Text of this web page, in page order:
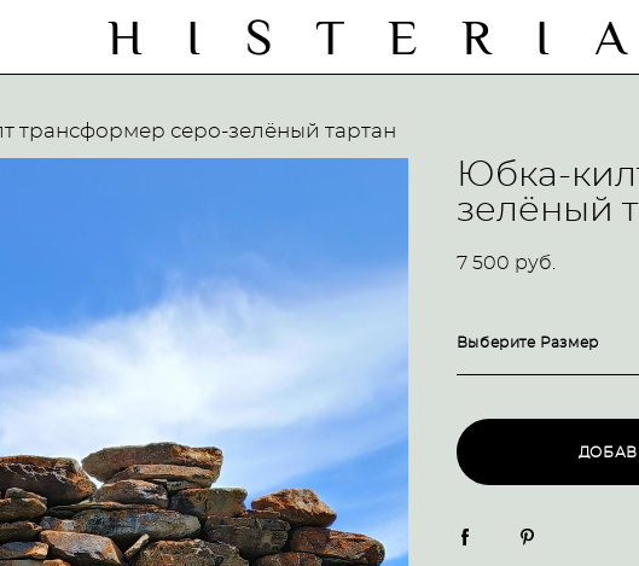
H I S T E R I
трансформер серо-зелёный тартан
Юбка-
зелёный
7 500 pуб.
Выберите Размер